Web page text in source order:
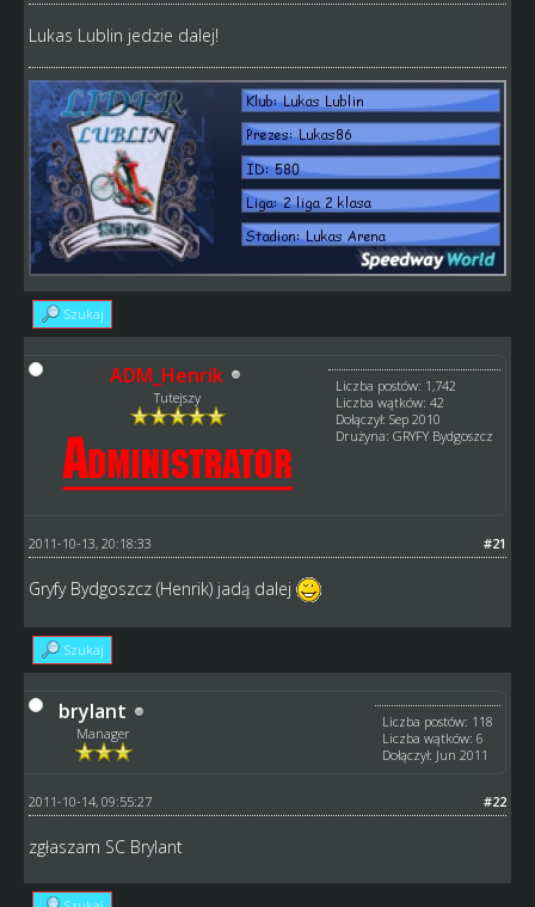
Lukas Lublin jedzie dalej!
Szukaj
ADM_Henrik
Tutejszy
Liczba postów: 1,742
Liczba wątków: 42
Dołączył: Sep 2010
Drużyna: GRYFY Bydgoszcz
#21
2011-10-13, 20:18:33
Gryfy Bydgoszcz (Henrik) jadą dalej
Szukaj
brylant
Manager
Liczba postów: 118
Liczba wątków: 6
Dołączył: Jun 2011
#22
2011-10-14, 09:55:27
zgłaszam SC Brylant